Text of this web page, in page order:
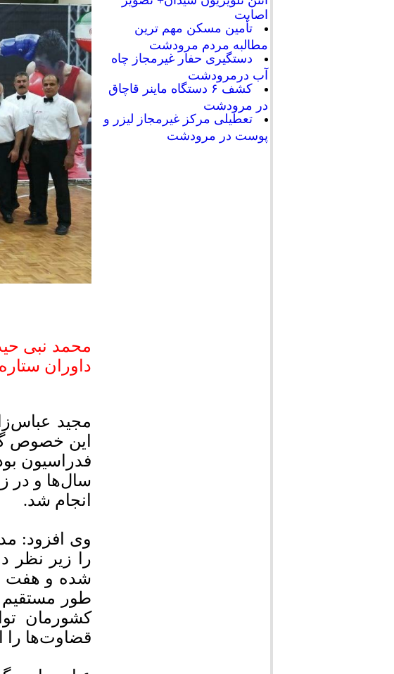
اصابت
تأمین مسکن مهم ترین
مطالبه مردم مرودشت
دستگیری حفار غیرمجاز چاه
آب درمرودشت
کشف ۶ دستگاه ماینر قاچاق
در مرودشت
تعطیلی مرکز غیرمجاز لیزر و
پوست در مرودشت
محمد نبی
داوران
مجید
فدراسیون
سال‌ها و در
انجام شد.
وی افزود:
شده و هفت
کشورمان
قضاوت‌ها را